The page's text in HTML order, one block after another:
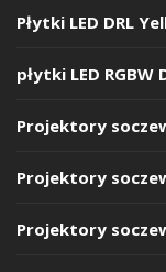
Płytki LED DRL
płytki LED RGBW
Projektory
Projektory
Projektory